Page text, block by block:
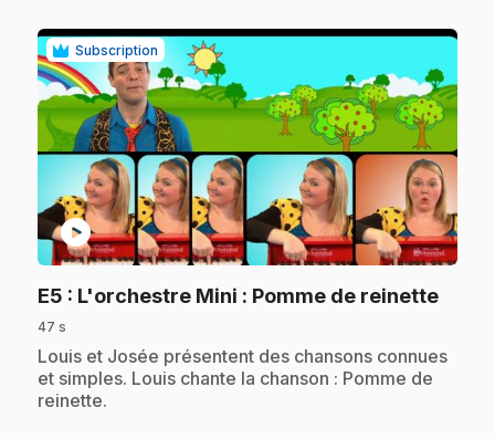
Subscription
play_circle
E5 : L'orchestre Mini : Pomme de reinette.
47 s
.Louis et Josée présentent des chansons connues
et simples. Louis chante la chanson : Pomme de
reinette.